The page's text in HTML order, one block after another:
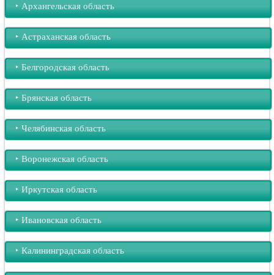
‣︎ Архангельская область
‣︎ Астраханская область
‣︎ Белгородская область
‣︎ Брянская область
‣︎ Челябинская область
‣︎ Воронежская область
‣︎ Иркутская область
‣︎ Ивановская область
‣︎ Калининградская область